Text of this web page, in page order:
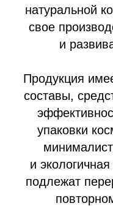
натуральной
свое
и
Продукция
составы,
упаковки
и
подлежат